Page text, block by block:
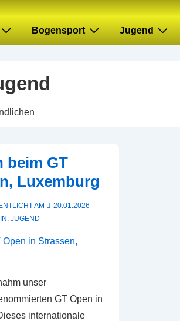
Bogensport Jugend
beim GT
Luxemburg
AM
20.01.2026
,JUGEND
unser
GT Open in
internationale